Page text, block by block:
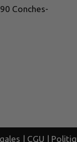
Conches-
| CGU |